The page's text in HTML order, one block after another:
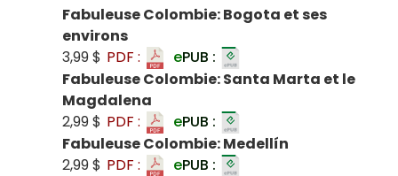
Fabuleuse Colombie: Bogota et ses
environs
3,99 $ PDF : ePUB :
Fabuleuse Colombie: Santa Marta et le
Magdalena
2,99 $ PDF : ePUB :
Fabuleuse Colombie: Medellín
2,99 $ PDF : ePUB :